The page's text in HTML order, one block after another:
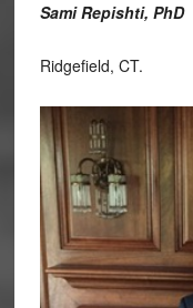
Sami Repishti, PhD
Ridgefield, CT.